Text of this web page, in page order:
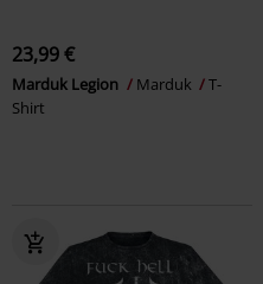
23,99 €
Marduk Legion Marduk
T-
Shirt